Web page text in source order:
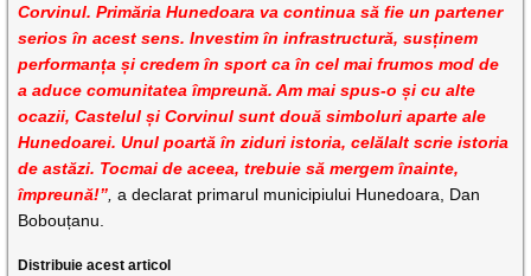
Corvinul. Primăria Hunedoara va continua să fie un partener
serios în acest sens. Investim în infrastructură, susținem
performanța și credem în sport ca în cel mai frumos mod de
a aduce comunitatea împreună. Am mai spus-o și cu alte
ocazii, Castelul și Corvinul sunt două simboluri aparte ale
Hunedoarei. Unul poartă în ziduri istoria, celălalt scrie istoria
de astăzi. Tocmai de aceea, trebuie să mergem înainte,
împreună!” a declarat primarul municipiului Hunedoara, Dan
Bobouțanu.
Distribuie acest articol